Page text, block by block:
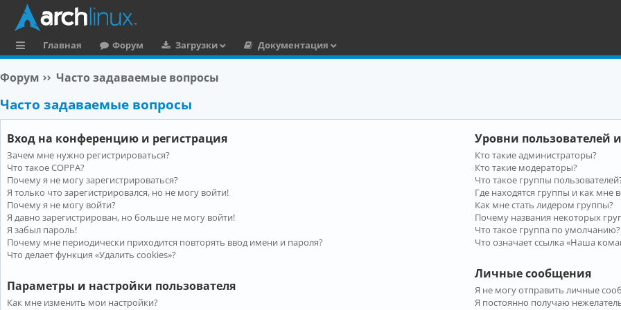
ы
л
Главная Форум Загрузки
Документация
Форум Часто задаваемые вопросы
Часто задаваемые вопросы
Вход на конференцию и регистрация
Зачем мне нужно регистрироваться?
Что такое COPPA?
Почему я не могу зарегистрироваться?
Я только что зарегистрировался, но не могу войти!
Почему я не могу войти?
Я давно зарегистрирован, но больше не могу войти!
Я забыл пароль!
Почему мне периодически приходится повторять ввод имени и пароля?
Что делает функция «Удалить cookies»?
Параметры и настройки пользователя
Как мне изменить мои настройки?
Уровни пользователей
Кто такие администраторы?
Кто такие модераторы?
Что такое группы
Где находятся группы и как мне
Как мне стать лидером группы?
Почему названия некоторых
Что такое группа по умолчанию?
Что означает ссылка «Наша
Личные сообщения
Я не могу отправить личные
Я постоянно получаю